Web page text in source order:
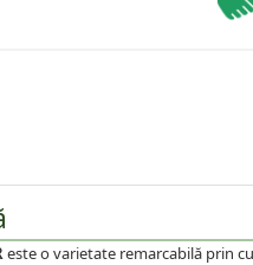
este o varietate remarcabilă prin